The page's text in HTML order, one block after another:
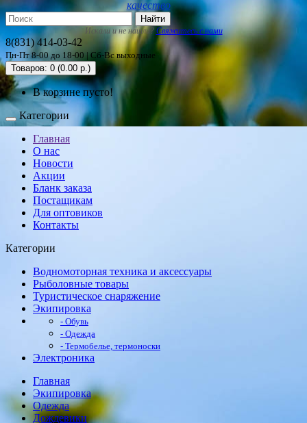
качество
Найти
Искали и не нашли? Свяжитесь с нами
8(831) 414-03-42
Пн-Пт 8-00 до 18-00 | Сб-Вс выходные
Товаров: 0 (0.00 р.)
В корзине пусто!
Категории
Главная
О нас
Новости
Акции
Бланк заказа
Постащикам
Для оптовиков
Контакты
Категории
Водномоторная техника и аксессуары
Рыболовные товары
Туристическое снаряжение
Экипировка
- Обувь
- Одежда
- Термобелье, термоноски
Электроника
Главная
Экипировка
Одежда
Дождевики